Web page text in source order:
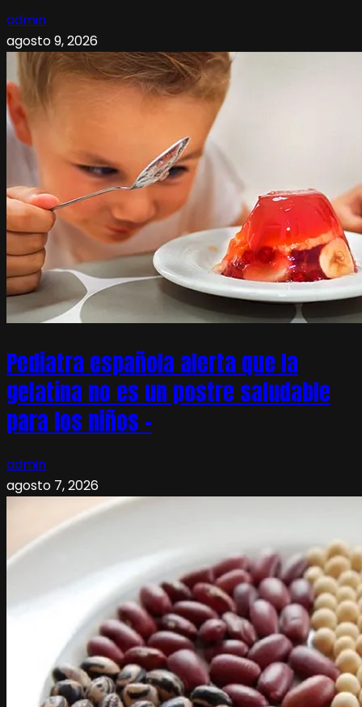
admin
agosto 9, 2026
Pediatra española alerta que la
gelatina no es un postre saludable
para los niños –
admin
agosto 7, 2026